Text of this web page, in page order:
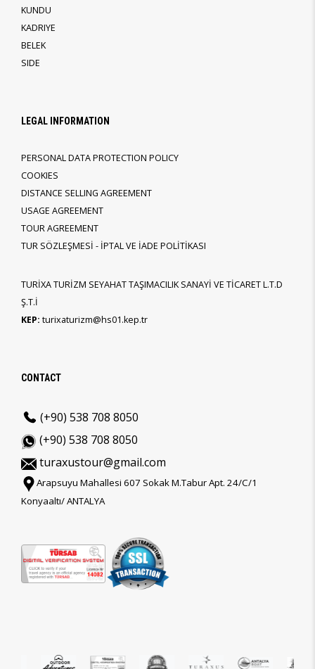
KUNDU
KADRIYE
BELEK
SIDE
LEGAL INFORMATION
PERSONAL DATA PROTECTION POLICY
COOKIES
DISTANCE SELLING AGREEMENT
USAGE AGREEMENT
TOUR AGREEMENT
TUR SÖZLEŞMESİ - İPTAL VE İADE POLİTİKASI
TURİXA TURİZM SEYAHAT TAŞIMACILIK SANAYİ VE TİCARET L.T.D
Ş.T.İ
KEP: turixaturizm@hs01.kep.tr
CONTACT
(+90) 538 708 8050
(+90) 538 708 8050
turaxustour@gmail.com
Arapsuyu Mahallesi 607 Sokak M.Tabur Apt. 24/C/1
Konyaaltı/ ANTALYA